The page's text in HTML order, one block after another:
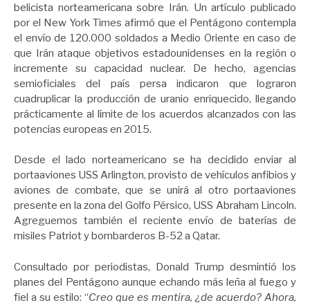
belicista norteamericana sobre Irán. Un artículo publicado
por el New York Times afirmó que el Pentágono contempla
el envío de 120.000 soldados a Medio Oriente en caso de
que Irán ataque objetivos estadounidenses en la región o
incremente su capacidad nuclear. De hecho, agencias
semioficiales del país persa indicaron que lograron
cuadruplicar la producción de uranio enriquecido, llegando
prácticamente al límite de los acuerdos alcanzados con las
potencias europeas en 2015.
Desde el lado norteamericano se ha decidido enviar al
portaaviones USS Arlington, provisto de vehículos anfibios y
aviones de combate, que se unirá al otro portaaviones
presente en la zona del Golfo Pérsico, USS Abraham Lincoln.
Agreguemos también el reciente envío de baterías de
misiles Patriot y bombarderos B-52 a Qatar.
Consultado por periodistas, Donald Trump desmintió los
planes del Pentágono aunque echando más leña al fuego y
fiel a su estilo: “Creo que es mentira, ¿de acuerdo? Ahora,